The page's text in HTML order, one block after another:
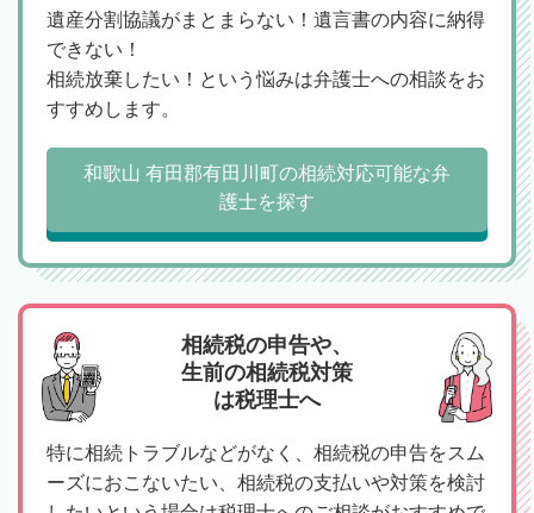
遺産分割協議がまとまらない！遺言書の内容に納得
できない！
相続放棄したい！という悩みは弁護士への相談をお
すすめします。
和歌山 有田郡有田川町の相続対応可能な弁
護士を探す
相続税の申告や、
生前の相続税対策
は税理士へ
特に相続トラブルなどがなく、相続税の申告をスム
ーズにおこないたい、相続税の支払いや対策を検討